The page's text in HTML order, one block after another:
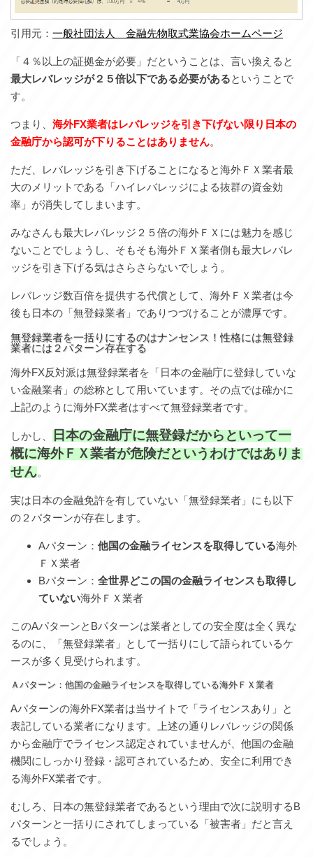
引用元： 一般社団法人 金融先物取式業協会ホームページ
「４％以上の証拠金が必要」だということは、言い換えると
最大レバレッジが２５倍以下である必要があるということで
す。
つまり、 海外FX業者はレバレッジを引き下げない限り日本の
金融庁から認可が下りることはありません。
ただ、レバレッジを引き下げることになると海外ＦＸ業者最
大のメリットである「ハイレバレッジによる抜群の資金効
率」が消失してしまいます。
みなさんも最大レバレッジ２５倍の海外ＦＸには魅力を感じ
ないことでしょうし、そもそも海外ＦＸ業者側も最大レバレ
ッジを引き下げる気はさらさらないでしょう。
レバレッジ数百倍を提供する代償として、海外ＦＸ業者は今
後も日本の「無登録業者」でありつづけることが濃厚です。
無登録業者を一括りにするのはナンセンス！性格には無登録
業者には２パターン存在する
海外FX反対派は無登録業者を「日本の金融庁に登録していな
い金融業者」の総称として用いています。その点では確かに
上記のように海外FX業者はすべて無登録業者です。
しかし、
日本の金融庁に無登録だからといって一
概に海外ＦＸ業者が危険だというわけではありま
せん。
実は日本の金融免許を有していない「無登録業者」にも以下
の２パターンが存在します。
Aパターン： 他国の金融ライセンスを取得している海外
ＦＸ業者
Bパターン： 全世界どこの国の金融ライセンスも取得し
ていない海外ＦＸ業者
このAパターンとBパターンは業者としての安全度は全く異な
るのに、「無登録業者」として一括りにして語られているケ
ースが多く見受けられます。
Ａパターン：他国の金融ライセンスを取得している海外ＦＸ業者
Aパターンの海外FX業者は当サイトで「ライセンスあり」と
表記している業者になります。上述の通りレバレッジの関係
から金融庁でライセンス認定されていませんが、他国の金融
機関にしっかり登録・認可されているため、安全に利用でき
る海外FX業者です。
むしろ、日本の無登録業者であるという理由で次に説明するB
パターンと一括りにされてしまっている「被害者」だと言え
るでしょう。